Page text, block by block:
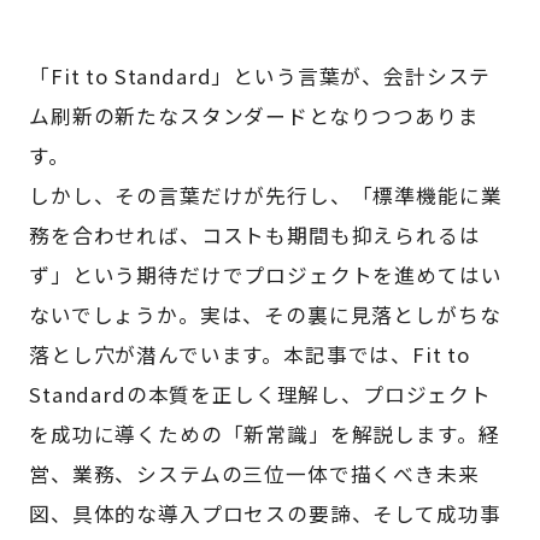
「Fit to Standard」という言葉が、会計システ
ム刷新の新たなスタンダードとなりつつありま
す。
しかし、その言葉だけが先行し、「標準機能に業
務を合わせれば、コストも期間も抑えられるは
ず」という期待だけでプロジェクトを進めてはい
ないでしょうか。実は、その裏に見落としがちな
落とし穴が潜んでいます。本記事では、Fit to
Standardの本質を正しく理解し、プロジェクト
を成功に導くための「新常識」を解説します。経
営、業務、システムの三位一体で描くべき未来
図、具体的な導入プロセスの要諦、そして成功事